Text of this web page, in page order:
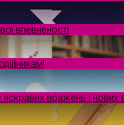
впевненості
вражень і нових